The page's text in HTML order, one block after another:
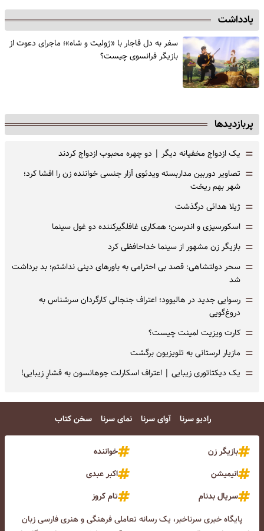
یادداشت
سفر به دل قاجار با «ژولیت و شاه»؛ ماجرای دعوت از
‌بازیگر فرانسوی چیست؟
پربازدیدها
= یک ازدواج مخفیانه دیگر | دو چهره محبوب ازدواج کردند
= تصاویر دوربین مداربسته ویدئوی آزار جنسی خواننده زن را افشا کرد؛
شهر بهم ریخت
= ژیلا هدائی درگذشت
= اسکورسیزی و اندرسن؛ همکاری غافلگیرکننده دو غول سینما
= بازیگر زن مشهور از سینما خداحافظی کرد
= سحر دولتشاهی: قصد بی احترامی به باورهای دینی نداشتم؛ بد برداشت
شد
= رسوایی جدید در هالیوود؛ اعتراف جنجالی کارگردان سرشناس به
دروغ‌گویی
= کارت ویزیت لمینت چیست؟
= مازیار لرستانی به تلویزیون برگشت
= یک دیکتاتوری زیبایی | اعتراف اسکارلت جوهانسون به فشارِ زیبایی!
رادیو سرنا آوای سرنا نمای سرنا سخن کتاب
بازیگر زن
خواننده
انیمیشن
اکبر عبدی
سریال بدنام
تام کروز
پایگاه خبری سرناخبر، یک رسانه تعاملی فرهنگی و هنری فارسی زبان